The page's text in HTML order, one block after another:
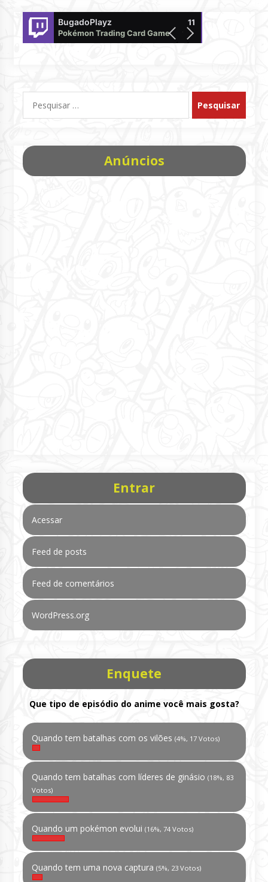
BugadoPlayz
Pokémon Trading Card Game Live
11
por:
Anúncios
Entrar
Acessar
Feed de posts
Feed de comentários
WordPress.org
Enquete
Que tipo de episódio do anime você mais gosta?
Quando tem batalhas com os vilões (4%, 17 Votos)
Quando tem batalhas com líderes de ginásio (18%, 83
Votos)
Quando um pokémon evolui (16%, 74 Votos)
Quando tem uma nova captura (5%, 23 Votos)